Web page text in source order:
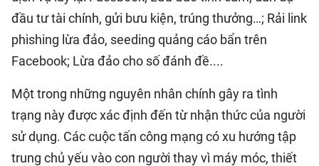
đầu tư tài chính, gửi bưu kiện, trúng thưởng…; Rải link
phishing lừa đảo, seeding quảng cáo bẩn trên
Facebook; Lừa đảo cho số đánh đề....
Một trong những nguyên nhân chính gây ra tình
trạng này được xác định đến từ nhận thức của người
sử dụng. Các cuộc tấn công mạng có xu hướng tập
trung chủ yếu vào con người thay vì máy móc, thiết